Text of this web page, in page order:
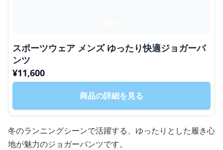
スポーツウェア メンズ ゆったり快適ジョガーパ
ンツ
¥11,600
商品の詳細を見る
冬のランニングシーンで活躍する、ゆったりとした履き心
地が魅力のジョガーパンツです。